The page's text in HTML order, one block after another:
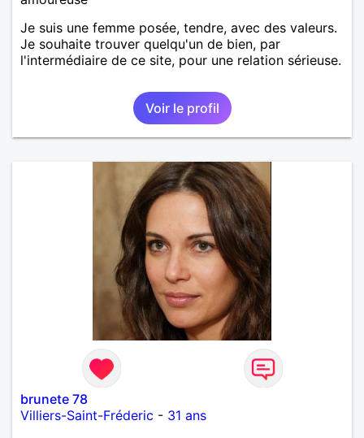
Je suis une femme posée, tendre, avec des valeurs.
Je souhaite trouver quelqu'un de bien, par
l'intermédiaire de ce site, pour une relation sérieuse.
Voir le profil
brunete 78
Villiers-Saint-Fréderic - 31 ans